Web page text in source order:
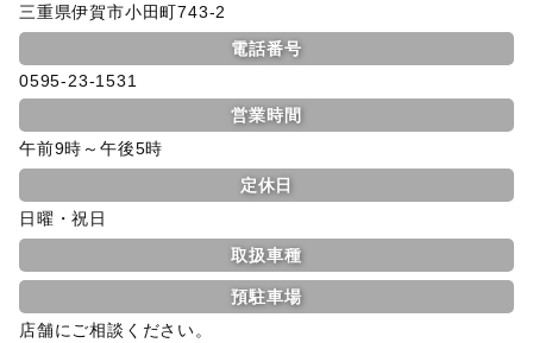
三重県伊賀市小田町743-2
電話番号
0595-23-1531
営業時間
午前9時～午後5時
定休日
日曜・祝日
取扱車種
預駐車場
店舗にご相談ください。